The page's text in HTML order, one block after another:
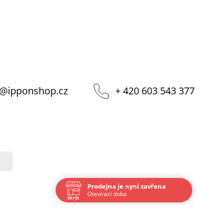
@ipponshop.cz + 420 603 543 377
Prodejna je nyní zavřena
Otevírací doba
Skrýt